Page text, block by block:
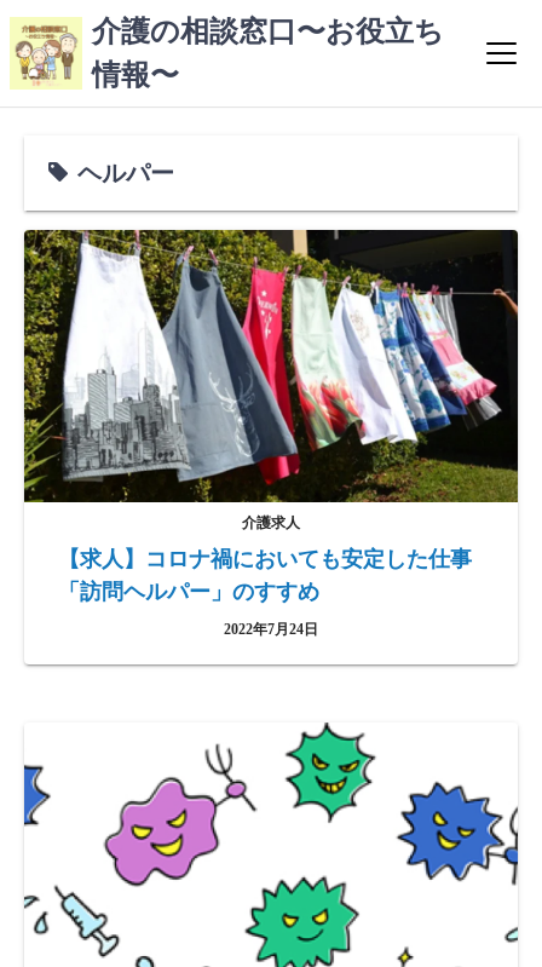
コ
ン
介護の相談窓口〜お役立ち
情報〜
ヘルパー
介護求人
【求人】コロナ禍においても安定した仕事
「訪問ヘルパー」のすすめ
2022年7月24日